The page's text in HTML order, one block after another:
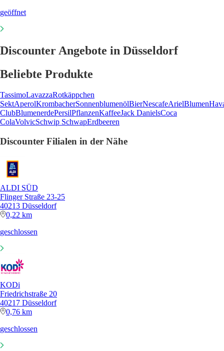
geöffnet
Discounter Angebote in Düsseldorf
Beliebte Produkte
TassimoLavazzaRotkäppchen
SektAperolKrombacherSonnenblumenölBierNescafeArielBlumen
ClubBlumenerdePersilPflanzenKaffeeJack DanielsCoca
ColaVolvicSchwip SchwapErdbeeren
Discounter Filialen in der Nähe
ALDI SÜD
Flinger Straße 23-25
40213 Düsseldorf
0,22 km
geschlossen
KODi
Friedrichstraße 20
40217 Düsseldorf
0,76 km
geschlossen